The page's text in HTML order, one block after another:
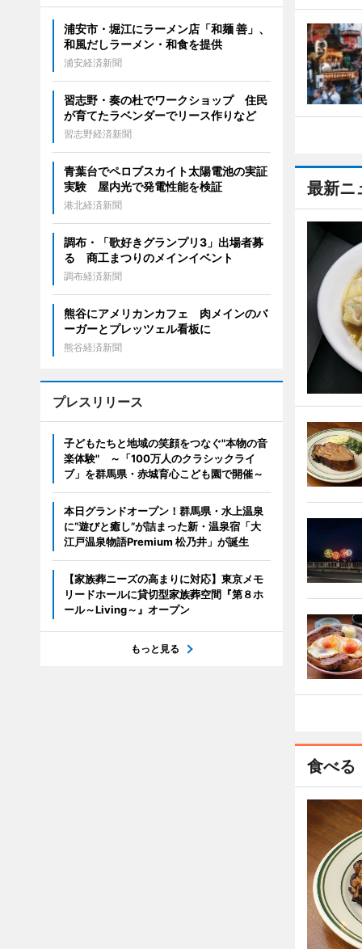
最新ニ
食べる
浦安市・堀江にラーメン店「和麺 善」、
和風だしラーメン・和食を提供
浦安経済新聞
習志野・奏の杜でワークショップ 住民
が育てたラベンダーでリース作りなど
習志野経済新聞
青葉台でペロブスカイト太陽電池の実証
実験 屋内光で発電性能を検証
港北経済新聞
調布・「歌好きグランプリ3」出場者募
る 商工まつりのメインイベント
調布経済新聞
熊谷にアメリカンカフェ 肉メインのバ
ーガーとプレッツェル看板に
熊谷経済新聞
プレスリリース
子どもたちと地域の笑顔をつなぐ"本物の音
楽体験" ～「100万人のクラシックライ
ブ」を群馬県・赤城育心こども園で開催～
本日グランドオープン！群馬県・水上温泉
に“遊びと癒し”が詰まった新・温泉宿「大
江戸温泉物語Premium 松乃井」が誕生
【家族葬ニーズの高まりに対応】東京メモ
リードホールに貸切型家族葬空間『第８ホ
ール～Living～』オープン
もっと見る